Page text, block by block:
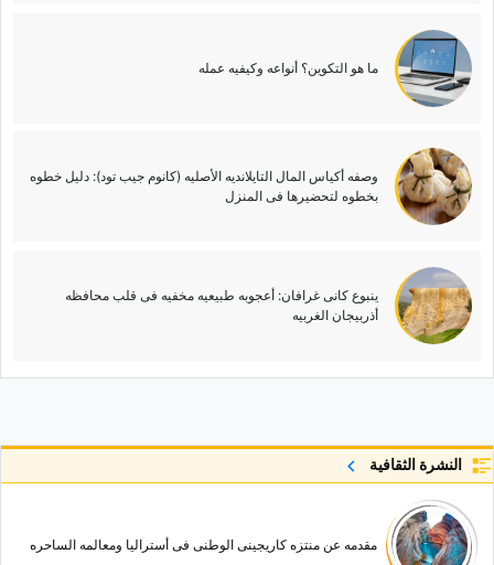
ما هو التکوین؟ أنواعه وکیفیه عمله
وصفه أکیاس المال التایلاندیه الأصلیه (کانوم جیب تود): دلیل خطوه
بخطوه لتحضیرها فی المنزل
ینبوع کانی غرافان: أعجوبه طبیعیه مخفیه فی قلب محافظه
أذربیجان الغربیه
النشرة الثقافية
مقدمه عن منتزه کاریجینی الوطنی فی أسترالیا ومعالمه الساحره